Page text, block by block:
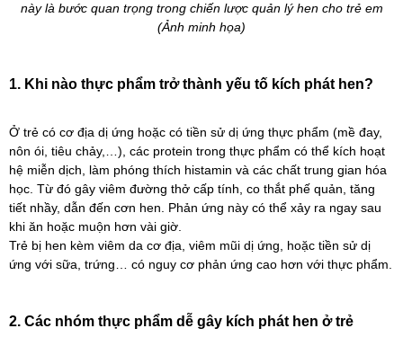
này là bước quan trọng trong chiến lược quản lý hen cho trẻ em
(Ảnh minh họa)
1. Khi nào thực phẩm trở thành yếu tố kích phát hen?
Ở trẻ có cơ địa dị ứng hoặc có tiền sử dị ứng thực phẩm (mề đay,
nôn ói, tiêu chảy,…), các protein trong thực phẩm có thể kích hoạt
hệ miễn dịch, làm phóng thích histamin và các chất trung gian hóa
học. Từ đó gây viêm đường thở cấp tính, co thắt phế quản, tăng
tiết nhầy, dẫn đến cơn hen. Phản ứng này có thể xảy ra ngay sau
khi ăn hoặc muộn hơn vài giờ.
Trẻ bị hen kèm viêm da cơ địa, viêm mũi dị ứng, hoặc tiền sử dị
ứng với sữa, trứng… có nguy cơ phản ứng cao hơn với thực phẩm.
2. Các nhóm thực phẩm dễ gây kích phát hen ở trẻ